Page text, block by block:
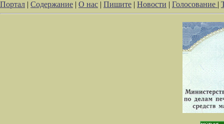
Портал | Содержание | О нас | Пишите | Новости | Голосование |